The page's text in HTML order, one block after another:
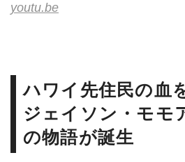
youtu.be
ハワイ先住民の血
ジェイソン・モモ
の物語が誕生